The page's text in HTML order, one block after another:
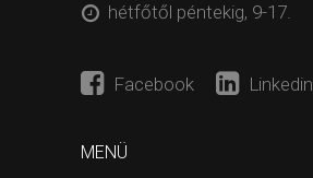
hétfőtől péntekig, 9-17.
Facebook Linkedin
MENÜ